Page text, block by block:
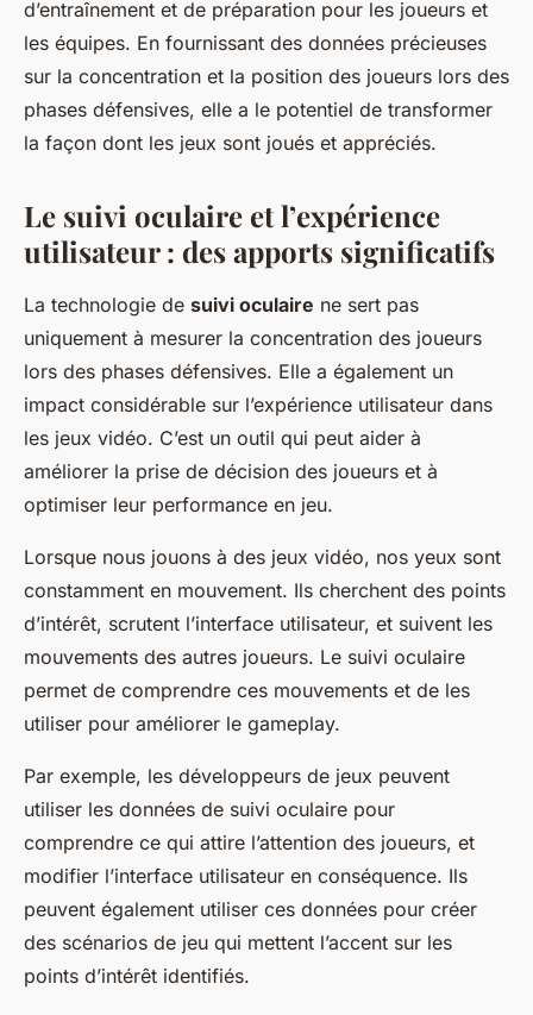
d’entraînement et de préparation pour les joueurs et
les équipes. En fournissant des données précieuses
sur la concentration et la position des joueurs lors des
phases défensives, elle a le potentiel de transformer
la façon dont les jeux sont joués et appréciés.
Le suivi oculaire et l’expérience
utilisateur : des apports significatifs
La technologie de suivi oculaire ne sert pas
uniquement à mesurer la concentration des joueurs
lors des phases défensives. Elle a également un
impact considérable sur l’expérience utilisateur dans
les jeux vidéo. C’est un outil qui peut aider à
améliorer la prise de décision des joueurs et à
optimiser leur performance en jeu.
Lorsque nous jouons à des jeux vidéo, nos yeux sont
constamment en mouvement. Ils cherchent des points
d’intérêt, scrutent l’interface utilisateur, et suivent les
mouvements des autres joueurs. Le suivi oculaire
permet de comprendre ces mouvements et de les
utiliser pour améliorer le gameplay.
Par exemple, les développeurs de jeux peuvent
utiliser les données de suivi oculaire pour
comprendre ce qui attire l’attention des joueurs, et
modifier l’interface utilisateur en conséquence. Ils
peuvent également utiliser ces données pour créer
des scénarios de jeu qui mettent l’accent sur les
points d’intérêt identifiés.